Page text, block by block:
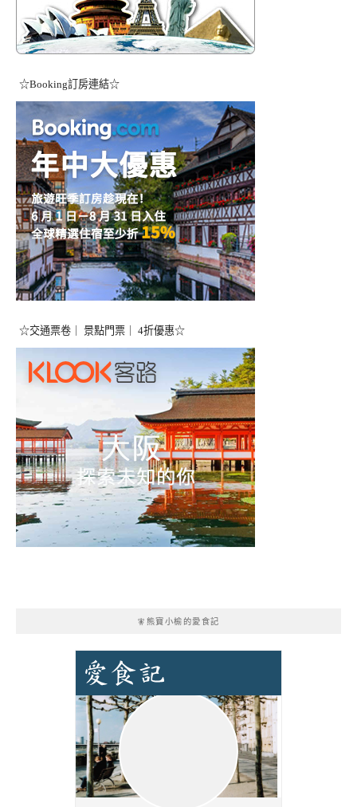
☆Booking訂房連結☆
☆交通票卷｜ 景點門票｜ 4折優惠☆
🧚熊寶小榆的愛食記